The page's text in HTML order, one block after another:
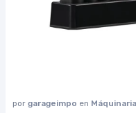
por garageimpo en